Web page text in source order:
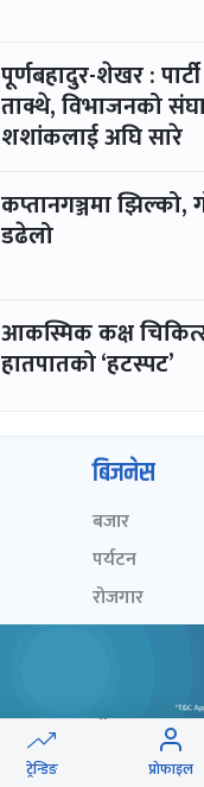
पूर्णबहादुर-शेखर :
ताक्थे, विभाजनको
शशांकलाई अघि सारे
कप्तानगञ्जमा झिल्को,
डढेलो
आकस्मिक कक्ष
हातपातको ‘हटस्पट’
ट्रेन्डिङ प्रोफाइल
बिजनेस
बजार
पर्यटन
रोजगार
सूचना-प्रविधि